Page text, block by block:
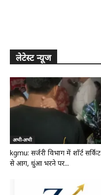
लेटेस्ट न्यूज
अभी-अभी
kgmu: सर्जरी विभाग में शॉर्ट सर्किट
से आग, धुंआ भरने पर...